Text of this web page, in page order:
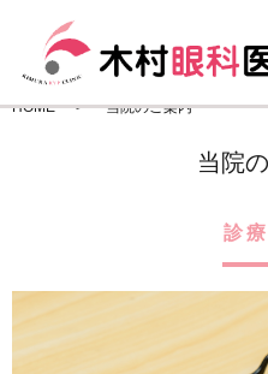
HOME 当院のご案内
当院
診